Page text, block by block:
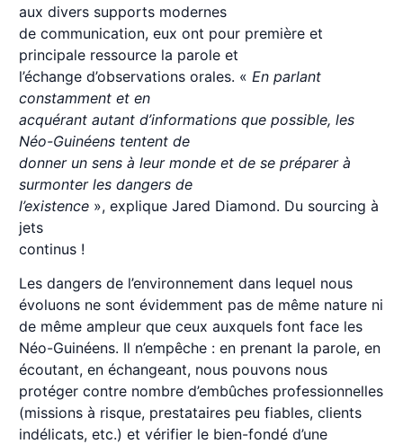
aux divers supports modernes
de communication, eux ont pour première et
principale ressource la parole et
l’échange d’observations orales. « En parlant
constamment et en
acquérant autant d’informations que possible, les
Néo-Guinéens tentent de
donner un sens à leur monde et de se préparer à
surmonter les dangers de
l’existence », explique Jared Diamond. Du sourcing à
jets
continus !
Les dangers de l’environnement dans lequel nous
évoluons ne sont évidemment pas de même nature ni
de même ampleur que ceux auxquels font face les
Néo-Guinéens. Il n’empêche : en prenant la parole, en
écoutant, en échangeant, nous pouvons nous
protéger contre nombre d’embûches professionnelles
(missions à risque, prestataires peu fiables, clients
indélicats, etc.) et vérifier le bien-fondé d’une